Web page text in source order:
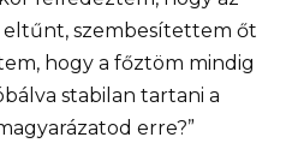
eltűnt, szembesítettem őt
hogy a főztöm mindig
stabilan tartani a
erre?”